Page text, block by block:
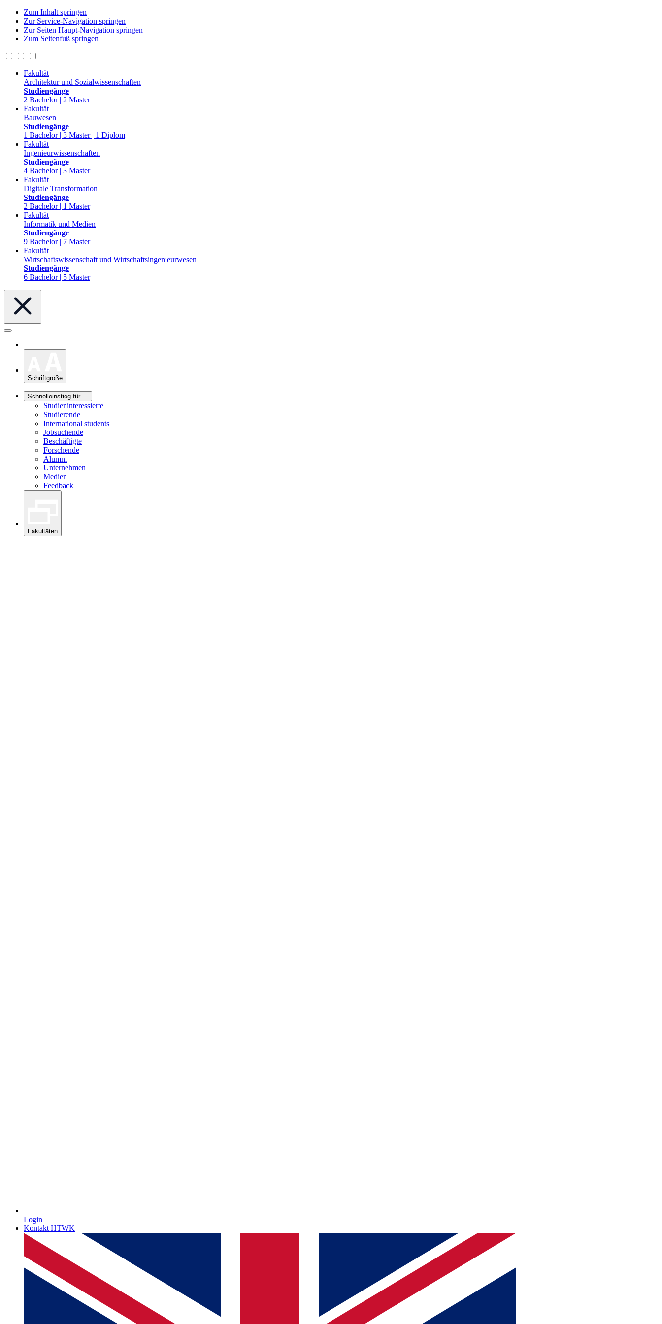
Zum Inhalt springen
Zur Service-Navigation springen
Zur Seiten Haupt-Navigation springen
Zum Seitenfuß springen
Fakultät
Architektur und Sozialwissenschaften
Studiengänge
2 Bachelor | 2 Master
Fakultät
Bauwesen
Studiengänge
1 Bachelor | 3 Master | 1 Diplom
Fakultät
Ingenieurwissenschaften
Studiengänge
4 Bachelor | 3 Master
Fakultät
Digitale Transformation
Studiengänge
2 Bachelor | 1 Master
Fakultät
Informatik und Medien
Studiengänge
9 Bachelor | 7 Master
Fakultät
Wirtschaftswissenschaft und Wirtschaftsingenieurwesen
Studiengänge
6 Bachelor | 5 Master
Schriftgröße
Schnelleinstieg für ...
Studieninteressierte
Studierende
International students
Jobsuchende
Beschäftigte
Forschende
Alumni
Unternehmen
Medien
Feedback
Fakultäten
Login
Kontakt HTWK